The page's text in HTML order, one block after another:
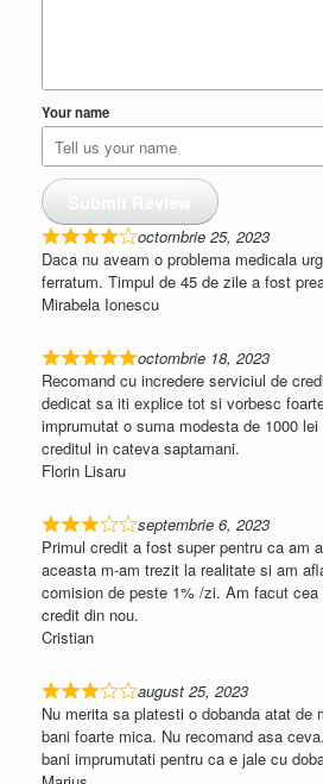
Your name
octombrie 25, 2023
Daca nu aveam o problema medicala
ferratum. Timpul de 45 de zile a fost
Mirabela Ionescu
octombrie 18, 2023
Recomand cu incredere serviciul de
dedicat sa iti explice tot si vorbesc
imprumutat o suma modesta de 1000
creditul in cateva saptamani.
Florin Lisaru
septembrie 6, 2023
Primul credit a fost super pentru ca am
aceasta m-am trezit la realitate si am
comision de peste 1% /zi. Am facut
credit din nou.
Cristian
august 25, 2023
Nu merita sa platesti o dobanda atat de
bani foarte mica. Nu recomand asa
bani imprumutati pentru ca e jale cu